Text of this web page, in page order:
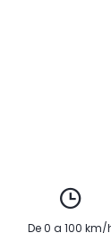
De 0 a 100 km/